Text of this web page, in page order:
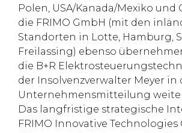
Polen, USA/Kanada/Mexiko und
die FRIMO GmbH (mit den
Standorten in Lotte, Hamburg,
Freilassing) ebenso
die B+R
der Insolvenzverwalter Meyer in
Unternehmensmitteilung
Das langfristige strategische
FRIMO Innovative Technologies